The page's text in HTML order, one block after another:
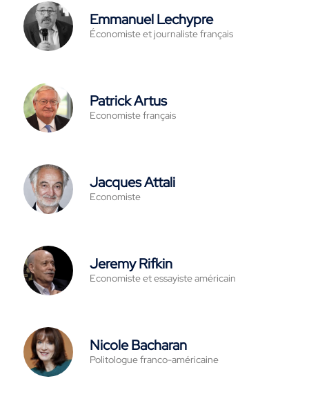
Emmanuel Lechypre
Économiste et journaliste français
Patrick Artus
Economiste français
Jacques Attali
Economiste
Jeremy Rifkin
Economiste et essayiste américain
Nicole Bacharan
Politologue franco-américaine